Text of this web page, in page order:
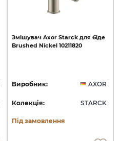
Змішувач Axor Starck для біде
Brushed Nickel 10211820
Виробник: AXOR
Колекція: STARCK
Під замовлення